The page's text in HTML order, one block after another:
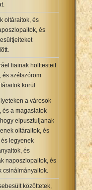
oltáraitok, és
és
fiainak holttesteit
és szétszórom
körül.
a városok
és a magaslatok
elpusztuljanak
oltáraitok, és
legyenek
és
naposzlopaitok, és
csinálmányaitok.
közöttetek,